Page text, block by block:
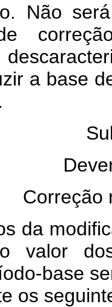
Não
a base
Correção
da
valor
base
os